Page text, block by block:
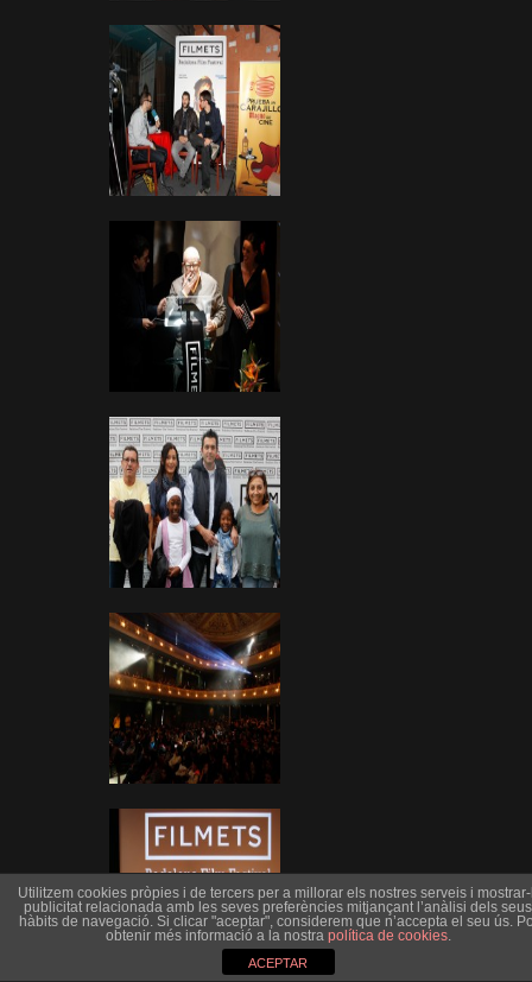
Utilitzem cookies pròpies i de tercers per a millorar els nostres serveis i
publicitat relacionada amb les seves preferències mitjançant l’anàlisi dels seus
hàbits de navegació. Si clicar "aceptar", considerem que n’accepta el seu ús.
obtenir més informació a la nostra política de cookies.
ACEPTAR